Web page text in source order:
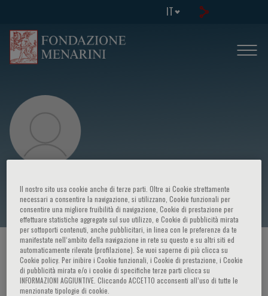
IT
Michele Spina
HOME PAGE / CORSI ED EVENTI / RELATORE
Il nostro sito usa cookie anche di terze parti. Oltre ai Cookie strettamente
necessari a consentire la navigazione, si utilizzano, Cookie funzionali per
consentire una migliore fruibilità di navigazione, Cookie di prestazione per
effettuare statistiche aggregate sul suo utilizzo, e Cookie di pubblicità mirata
per sottoporti contenuti, anche pubblicitari, in linea con le preferenze da te
manifestate nell‘ambito della navigazione in rete su questo e su altri siti ed
automaticamente rilevate (profilazione). Se vuoi saperne di più clicca su
Cookie policy. Per inibire i Cookie funzionali, i Cookie di prestazione, i Cookie
di pubblicità mirata e/o i cookie di specifiche terze parti clicca su
INFORMAZIONI AGGIUNTIVE. Cliccando ACCETTO acconsenti all’uso di tutte le
menzionate tipologie di cookie.